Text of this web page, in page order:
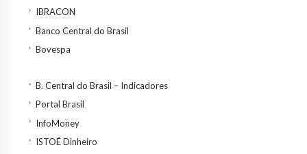
IBRACON
Banco Central do Brasil
Bovespa
B. Central do Brasil – Indicadores
Portal Brasil
InfoMoney
ISTOÉ Dinheiro